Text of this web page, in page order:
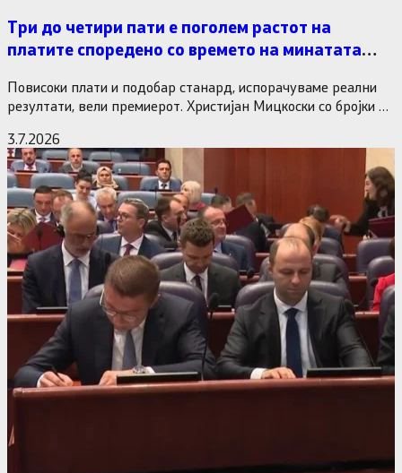
Три до четири пати е поголем растот на
платите споредено со времето на минатата
Повисоки плати и подобар станард, испорачуваме реални
резултати, вели премиерот. Христијан Мицкоски со бројки и
3.7.2026